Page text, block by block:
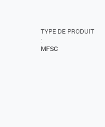
TYPE DE PRODUIT
:
MFSC